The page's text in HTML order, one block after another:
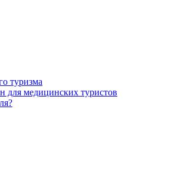
туризма
для медицинских туристов